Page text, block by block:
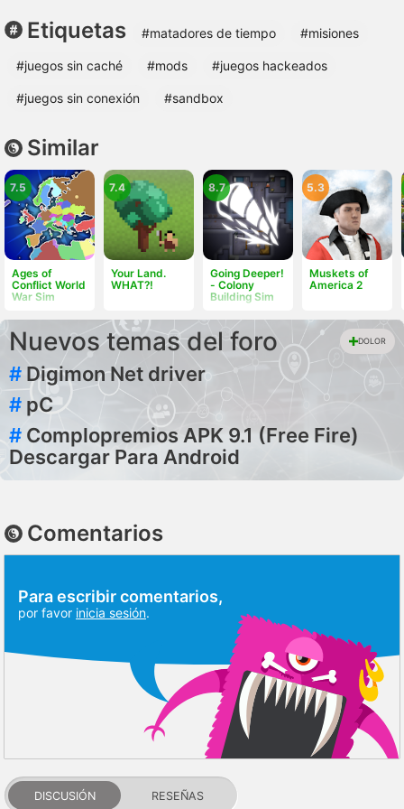
Etiquetas #matadores de tiempo #misiones
#juegos sin caché #mods #juegos hackeados
#juegos sin conexión #sandbox
Similar
Ages of
Conflict World
War Sim
7.5
Your Land.
WHAT?!
7.4
Going Deeper!
- Colony
Building Sim
8.7
Muskets of
America 2
5.3
Nuevos temas del foro DOLOR
# Digimon Net driver
# pC
# Complopremios APK 9.1 (Free Fire)
Descargar Para Android
Comentarios
Para escribir comentarios,
por favor inicia sesión.
DISCUSIÓN RESEÑAS